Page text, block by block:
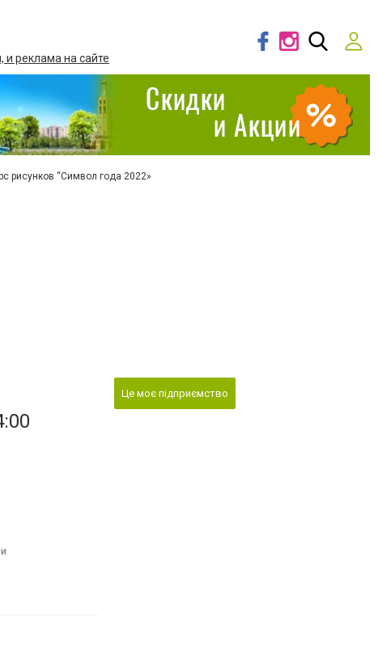
и реклама на сайте
рисунков “Символ года 2022»
Це моє підприємство